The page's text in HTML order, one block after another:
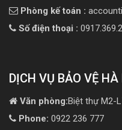
Phòng kế toán :
Số điện thoại :
DỊCH VỤ BẢO VỆ HÀ
Văn phòng:Biệt thự M2-
Phone: 0922 236 777